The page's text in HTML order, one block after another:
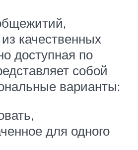
качественных
доступная по
собой
варианты:
для одного